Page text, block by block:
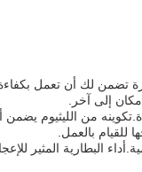
من الأداء، وتوفير وقت تفريغ من 2-3 ساعات.هذه الميزة تضمن لك
من الليثيوم يضمن
للقيام بالعمل.
البطارية المثير